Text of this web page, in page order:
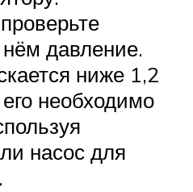
давление.
ниже 1,2
необходимо
насос для